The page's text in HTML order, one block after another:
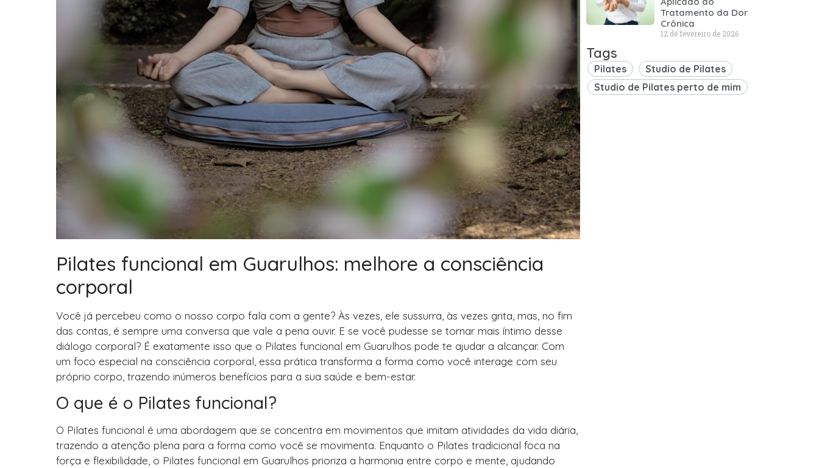
Pilates funcional em Guarulhos: melhore a consciência
corporal
Você já percebeu como o nosso corpo fala com a gente? Às vezes, ele sussurra, às vezes grita, mas, no fim
das contas, é sempre uma conversa que vale a pena ouvir. E se você pudesse se tornar mais íntimo desse
diálogo corporal? É exatamente isso que o Pilates funcional em Guarulhos pode te ajudar a alcançar. Com
um foco especial na consciência corporal, essa prática transforma a forma como você interage com seu
próprio corpo, trazendo inúmeros benefícios para a sua saúde e bem-estar.
O que é o Pilates funcional?
O Pilates funcional é uma abordagem que se concentra em movimentos que imitam atividades da vida diária,
trazendo a atenção plena para a forma como você se movimenta. Enquanto o Pilates tradicional foca na
força e flexibilidade, o Pilates funcional em Guarulhos prioriza a harmonia entre corpo e mente, ajudando
Tratamento da Dor
Crônica
12 de fevereiro de 2026
Tags
Pilates
Studio de Pilates
Studio de Pilates perto de mim